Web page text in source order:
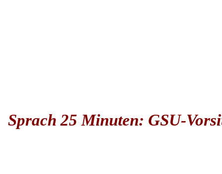
Sprach 25 Minuten: GSU-